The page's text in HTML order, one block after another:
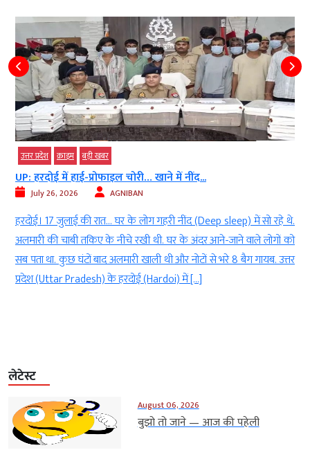
उत्तर प्रदेश क्राइम बड़ी खबर
UP: हरदोई में हाई-प्रोफाइल चोरी… खाने में नींद...
July 26, 2026 AGNIBAN
हरदोई। 17 जुलाई की रात… घर के लोग गहरी नींद (Deep sleep) में सो रहे थे.
अलमारी की चाबी तकिए के नीचे रखी थी. घर के अंदर आने-जाने वाले लोगों को
सब पता था. कुछ घंटों बाद अलमारी खाली थी और नोटों से भरे 8 बैग गायब. उत्तर
प्रदेश (Uttar Pradesh) के हरदोई (Hardoi) में […]
लेटेस्ट
August 06, 2026
बुझो तो जाने — आज की पहेली